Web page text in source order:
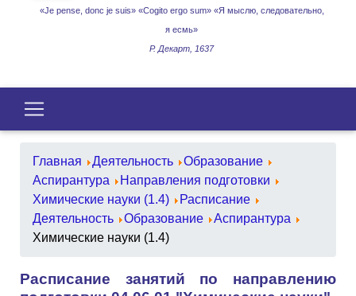
«Je pense, donc je suis» «Cogito ergo sum» «Я мыслю, следовательно,
я есмь»
Р. Декарт, 1637
Главная Деятельность
Образование
Аспирантура
Направления подготовки
Химические науки (1.4)
Расписание
Деятельность
Образование
Аспирантура
Химические науки (1.4)
Расписание занятий по направлению